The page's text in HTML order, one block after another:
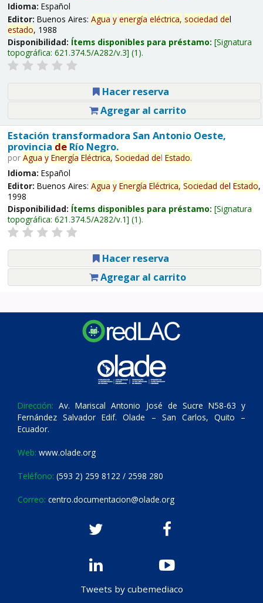
Idioma: Español
Editor: Buenos Aires: Agua y energía eléctrica, sociedad del
estado, 1988
Disponibilidad: Ítems disponibles para préstamo: Signatura
topográfica: 621.374.5/A282/v.3 (1).
Hacer reserva
Agregar al carrito
Estación transformadora San Antonio Oeste,
provincia deRío Negro.
por Agua y Energía Eléctrica, Sociedad del Estado.
Idioma: Español
Editor: Buenos Aires: Agua y Energía Eléctrica, Sociedad del Estado,
1998
Disponibilidad: Ítems disponibles para préstamo: Signatura
topográfica: 621.374.5/A282/v.1 (1).
Hacer reserva
Agregar al carrito
Dirección: Av. Mariscal Antonio José de Sucre N58-63 y
Fernández Salvador Edif. Olade – San Carlos, Quito –
Ecuador.
Web: www.olade.org
Teléfono: (593 2) 259 8122 / 2598 280
Correo: centro.documentacion@olade.org
Tweets by cubemediaco